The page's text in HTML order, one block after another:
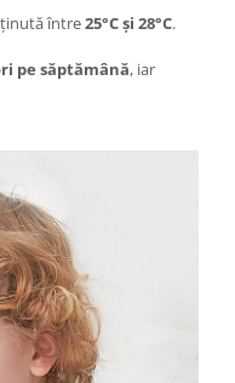
între25°C și 28°C.
pe săptămână, iar